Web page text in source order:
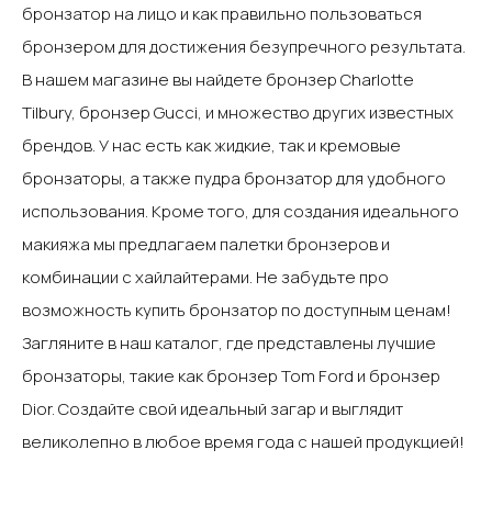
бронзатор на лицо и как правильно пользоваться
бронзером для достижения безупречного результата. ‍
В нашем магазине вы найдете бронзер Charlotte
Tilbury, бронзер Gucci, и множество других известных
брендов. У нас есть как жидкие, так и кремовые
бронзаторы, а также пудра бронзатор для удобного
использования. Кроме того, для создания идеального
макияжа мы предлагаем палетки бронзеров и
комбинации с хайлайтерами.‍ Не забудьте про
возможность купить бронзатор по доступным ценам!
Загляните в наш каталог, где представлены лучшие
бронзаторы, такие как бронзер Tom Ford и бронзер
Dior. Создайте свой идеальный загар и выглядит
великолепно в любое время года с нашей продукцией!‍